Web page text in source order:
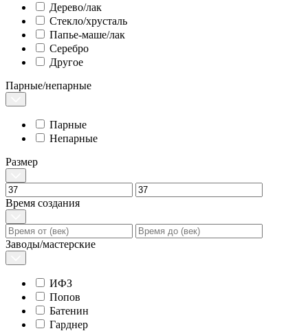
Дерево/лак
Стекло/хрусталь
Папье-маше/лак
Серебро
Другое
Парные/непарные
Парные
Непарные
Размер
Время создания
Заводы/мастерские
ИФЗ
Попов
Батенин
Гарднер